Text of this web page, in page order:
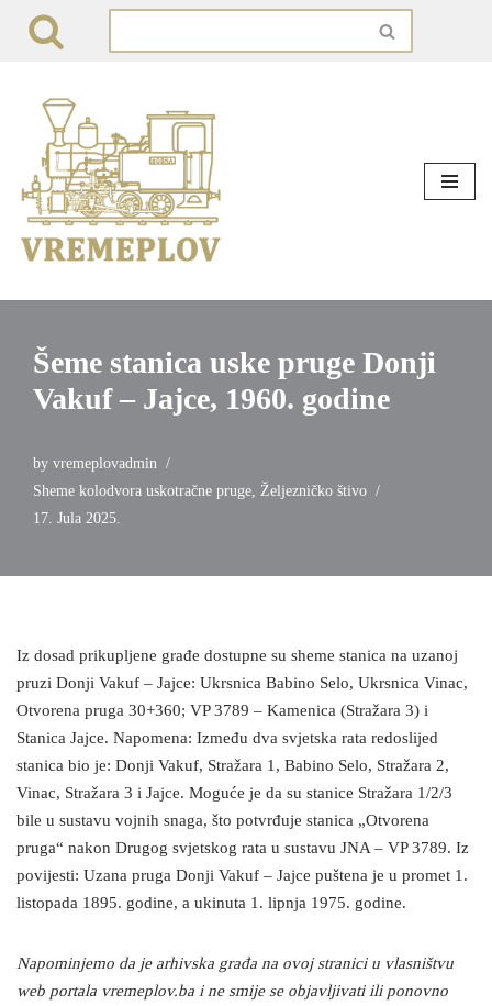
content
Šeme stanica uske pruge Donji
Vakuf – Jajce, 1960. godine
by vremeplovadmin
Sheme kolodvora uskotračne pruge Željezničko štivo
17. Jula 2025.
Iz dosad prikupljene građe dostupne su sheme stanica na uzanoj
pruzi Donji Vakuf – Jajce: Ukrsnica Babino Selo, Ukrsnica Vinac,
Otvorena pruga 30+360; VP 3789 – Kamenica (Stražara 3) i
Stanica Jajce. Napomena: Između dva svjetska rata redoslijed
stanica bio je: Donji Vakuf, Stražara 1, Babino Selo, Stražara 2,
Vinac, Stražara 3 i Jajce. Moguće je da su stanice Stražara 1/2/3
bile u sustavu vojnih snaga, što potvrđuje stanica „Otvorena
pruga“ nakon Drugog svjetskog rata u sustavu JNA – VP 3789. Iz
povijesti: Uzana pruga Donji Vakuf – Jajce puštena je u promet 1.
listopada 1895. godine, a ukinuta 1. lipnja 1975. godine.
Napominjemo da je arhivska građa na ovoj stranici u vlasništvu
web portala vremeplov.ba i ne smije se objavljivati ili ponovno